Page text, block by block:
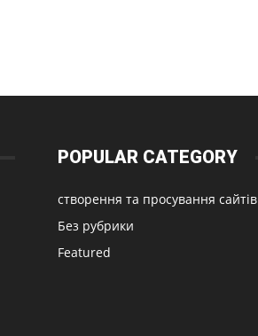
POPULAR CATEGORY
створення та просування сайтів
Без рубрики
Featured